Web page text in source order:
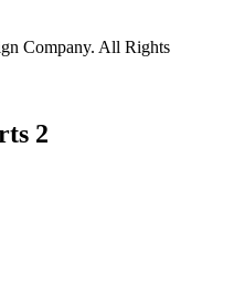
Company. All Rights
2